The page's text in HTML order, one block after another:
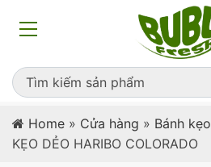
Home » Cửa hàng » Bánh kẹo
KẸO DẺO HARIBO COLORADO